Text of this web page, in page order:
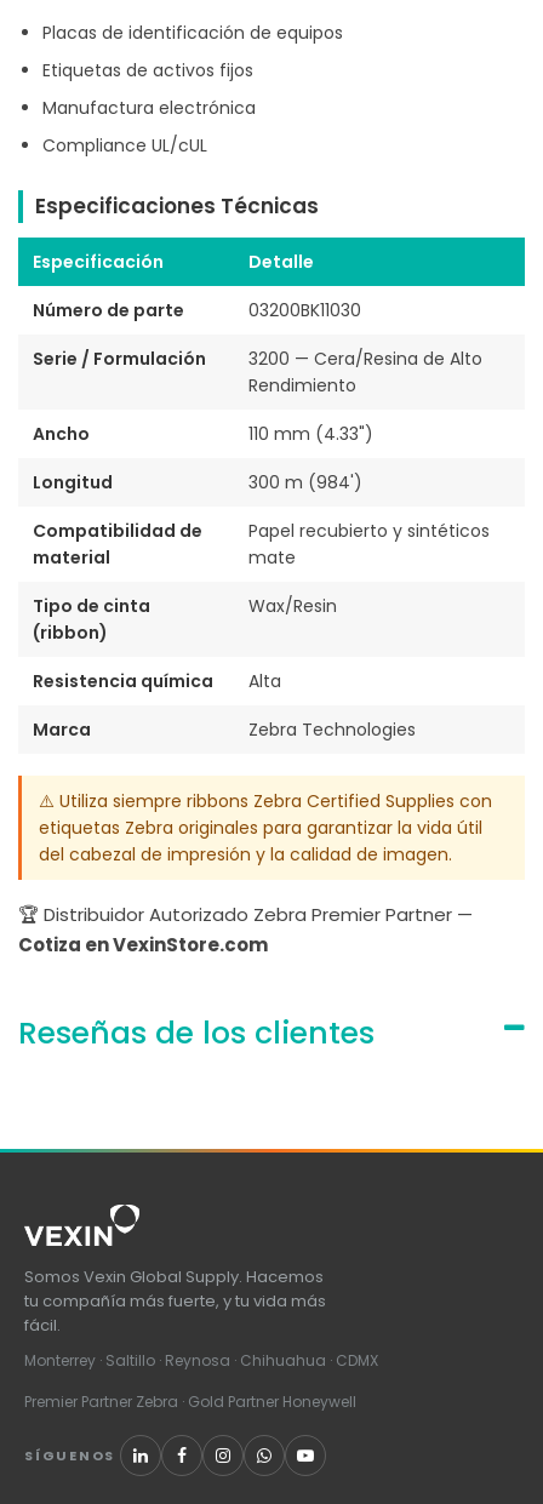
Placas de identificación de equipos
Etiquetas de activos fijos
Manufactura electrónica
Compliance UL/cUL
Especificaciones Técnicas
Especificación
Detalle
Número de parte
03200BK11030
Serie / Formulación
3200 — Cera/Resina de Alto
Rendimiento
Ancho
110 mm (4.33")
Longitud
300 m (984')
Compatibilidad de
material
Papel recubierto y sintéticos
mate
Tipo de cinta
(ribbon)
Wax/Resin
Resistencia química
Alta
Marca
Zebra Technologies
⚠️ Utiliza siempre ribbons Zebra Certified Supplies con
etiquetas Zebra originales para garantizar la vida útil
del cabezal de impresión y la calidad de imagen.
🏆 Distribuidor Autorizado Zebra Premier Partner —
Cotiza en VexinStore.com
Reseñas de los clientes
Somos Vexin Global Supply. Hacemos
tu compañía más fuerte, y tu vida más
fácil.
Monterrey · Saltillo · Reynosa · Chihuahua · CDMX
Premier Partner Zebra · Gold Partner Honeywell
SÍGUENOS